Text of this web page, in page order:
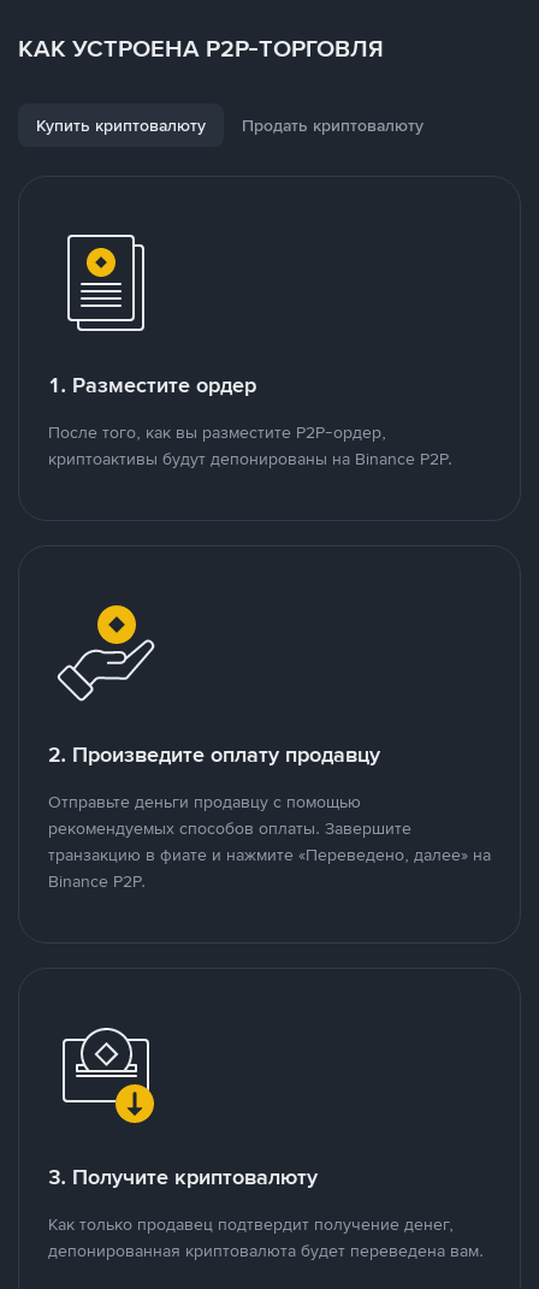
КАК УСТРОЕНА P2P-ТОРГОВЛЯ
Купить криптовалюту Продать криптовалюту
1. Разместите ордер
После того, как вы разместите P2P-ордер,
криптоактивы будут депонированы на Binance P2P.
2. Произведите оплату продавцу
Отправьте деньги продавцу с помощью
рекомендуемых способов оплаты. Завершите
транзакцию в фиате и нажмите «Переведено, далее» на
Binance P2P.
3. Получите криптовалюту
Как только продавец подтвердит получение денег,
депонированная криптовалюта будет переведена вам.